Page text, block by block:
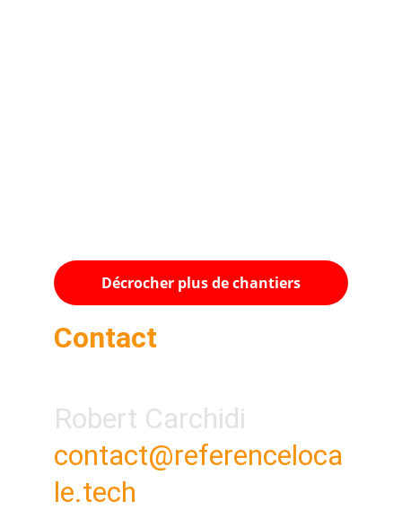
Décrocher plus de chantiers
Contact
Robert Carchidi
contact@referenceloca
le.tech